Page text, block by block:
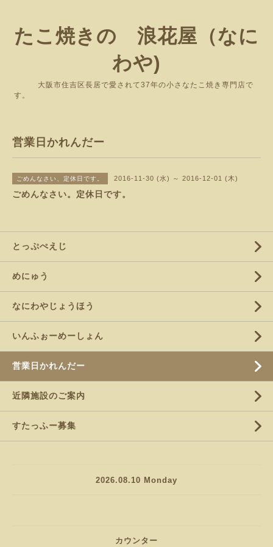
たこ焼きの 浪花屋（なに
わや)
大阪市住吉区長居で愛されて37年の小さなたこ焼き専門店で
す。
営業日かれんだー
ごめんなさい、定休日です。 2016-11-30 (水) ～ 2016-12-01 (木)
ごめんなさい。定休日です。
とっぷぺえじ
めにゅう
なにわやじょうほう
いんふぉーめーしょん
営業日かれんだー
近隣施設のご案内
すたっふー募集
2026.08.10 Monday
カウンター